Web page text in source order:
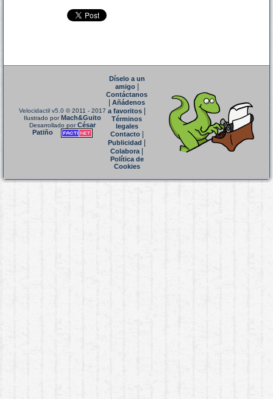
Velocidactil v5.0 © 2011 - 2017
Ilustrado porMach&Guito
Desarrollado porCésar
Patiño
Díselo a un
amigo|
Contáctanos
Añádenos
a favoritos
Términos
legales
Contacto|
Publicidad
Colabora|
Política de
Cookies